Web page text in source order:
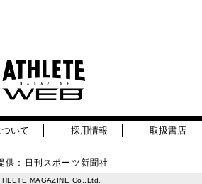
いて 採用情報 取扱書店
供：日刊スポーツ新聞社
MAGAZINE Co.,Ltd.